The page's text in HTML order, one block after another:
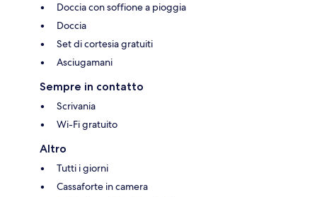
Doccia con soffione a pioggia
Doccia
Set di cortesia gratuiti
Asciugamani
Sempre in contatto
Scrivania
Wi-Fi gratuito
Altro
Tutti i giorni
Cassaforte in camera